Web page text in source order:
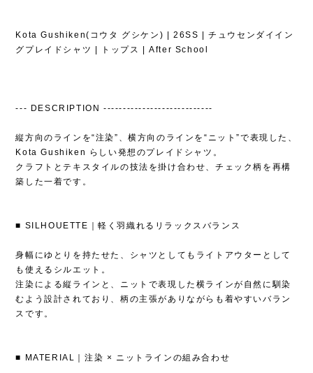
Kota Gushiken(コウタ グシケン) | 26SS | チュウセンダイイン
グプレイドシャツ | トップス | After School
--- DESCRIPTION ----------------------------
縦方向のラインを“注染”、横方向のラインを“ニット”で表現した、
Kota Gushiken らしい発想のプレイドシャツ。
クラフトとテキスタイルの技法を掛け合わせ、チェック柄を再構
築した一着です。
■ SILHOUETTE｜軽く羽織れるリラックスバランス
身幅にゆとりを持たせた、シャツとしてもライトアウターとして
も使えるシルエット。
注染による縦ラインと、ニットで表現した横ラインが自然に馴染
むよう設計されており、柄の主張がありながらも着やすいバラン
スです。
■ MATERIAL｜注染 × ニットラインの組み合わせ